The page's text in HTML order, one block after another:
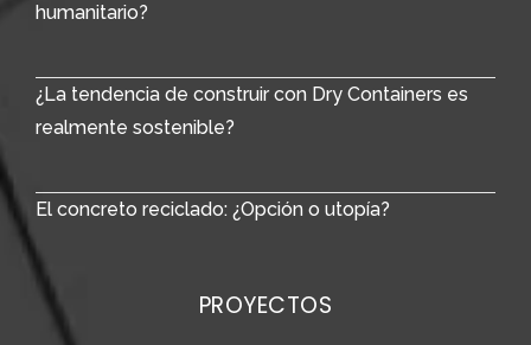
humanitario?
¿La tendencia de construir con Dry Containers es
realmente sostenible?
El concreto reciclado: ¿Opción o utopía?
PROYECTOS